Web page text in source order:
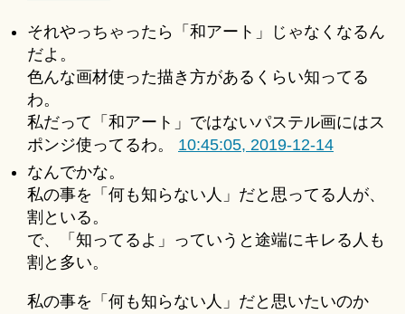
それやっちゃったら「和アート」じゃなくなるん
だよ。
色んな画材使った描き方があるくらい知ってる
わ。
私だって「和アート」ではないパステル画にはス
ポンジ使ってるわ。 10:45:05, 2019-12-14
なんでかな。
私の事を「何も知らない人」だと思ってる人が、
割といる。
で、「知ってるよ」っていうと途端にキレる人も
割と多い。
私の事を「何も知らない人」だと思いたいのか